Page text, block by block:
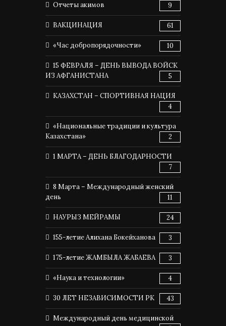
Отчеты акимов 9
ВАКЦИНАЦИЯ 61
«Час добропорядочности» 10
15 ФЕВРАЛЯ – ДЕНЬ ВЫВОДА ВОЙСК
ИЗ АФГАНИСТАНА
5
КАЗАХСТАН – СПОРТИВНАЯ НАЦИЯ
4
«Национальные традиции и культура
Казахстана»
2
1 МАРТА – ДЕНЬ БЛАГОДАРНОСТИ
7
8 Марта – Международный женский
день
11
НАУРЫЗ МЕЙРАМЫ 24
155-летие Алихана Бокейханова 3
175-летие ЖАМБЫЛА ЖАБАЕВА 3
«Наука и технологии» 4
30 ЛЕТ НЕЗАВИСИМОСТИ РК 43
Международный день медицинской